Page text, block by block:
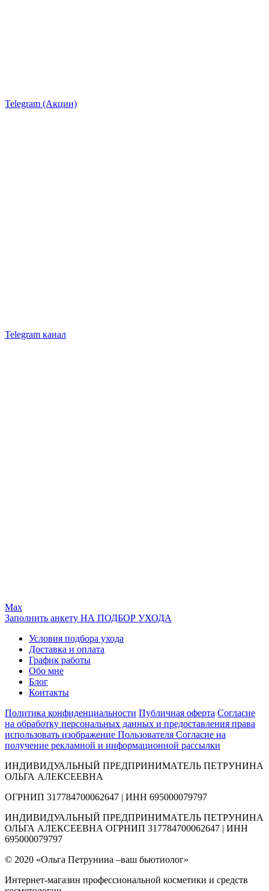
Telegram (Акции)
Telegram канал
Max
Заполнить анкету НА ПОДБОР УХОДА
Условия подбора ухода
Доставка и оплата
График работы
Обо мне
Блог
Контакты
Политика конфиденциальности Публичная оферта Согласие
на обработку персональных данных и предоставления права
использовать изображение Пользователя Согласие на
получение рекламной и информационной рассылки
ИНДИВИДУАЛЬНЫЙ ПРЕДПРИНИМАТЕЛЬ ПЕТРУНИНА
ОЛЬГА АЛЕКСЕЕВНА
ОГРНИП 317784700062647 | ИНН 695000079797
ИНДИВИДУАЛЬНЫЙ ПРЕДПРИНИМАТЕЛЬ ПЕТРУНИНА
ОЛЬГА АЛЕКСЕЕВНА ОГРНИП 317784700062647 | ИНН
695000079797
© 2020 «Ольга Петрунина –ваш бьютиолог»
Интернет-магазин профессиональной косметики и средств